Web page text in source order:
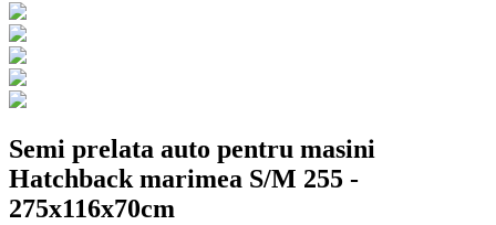
Semi prelata auto pentru masini
Hatchback marimea S/M 255 -
275x116x70cm